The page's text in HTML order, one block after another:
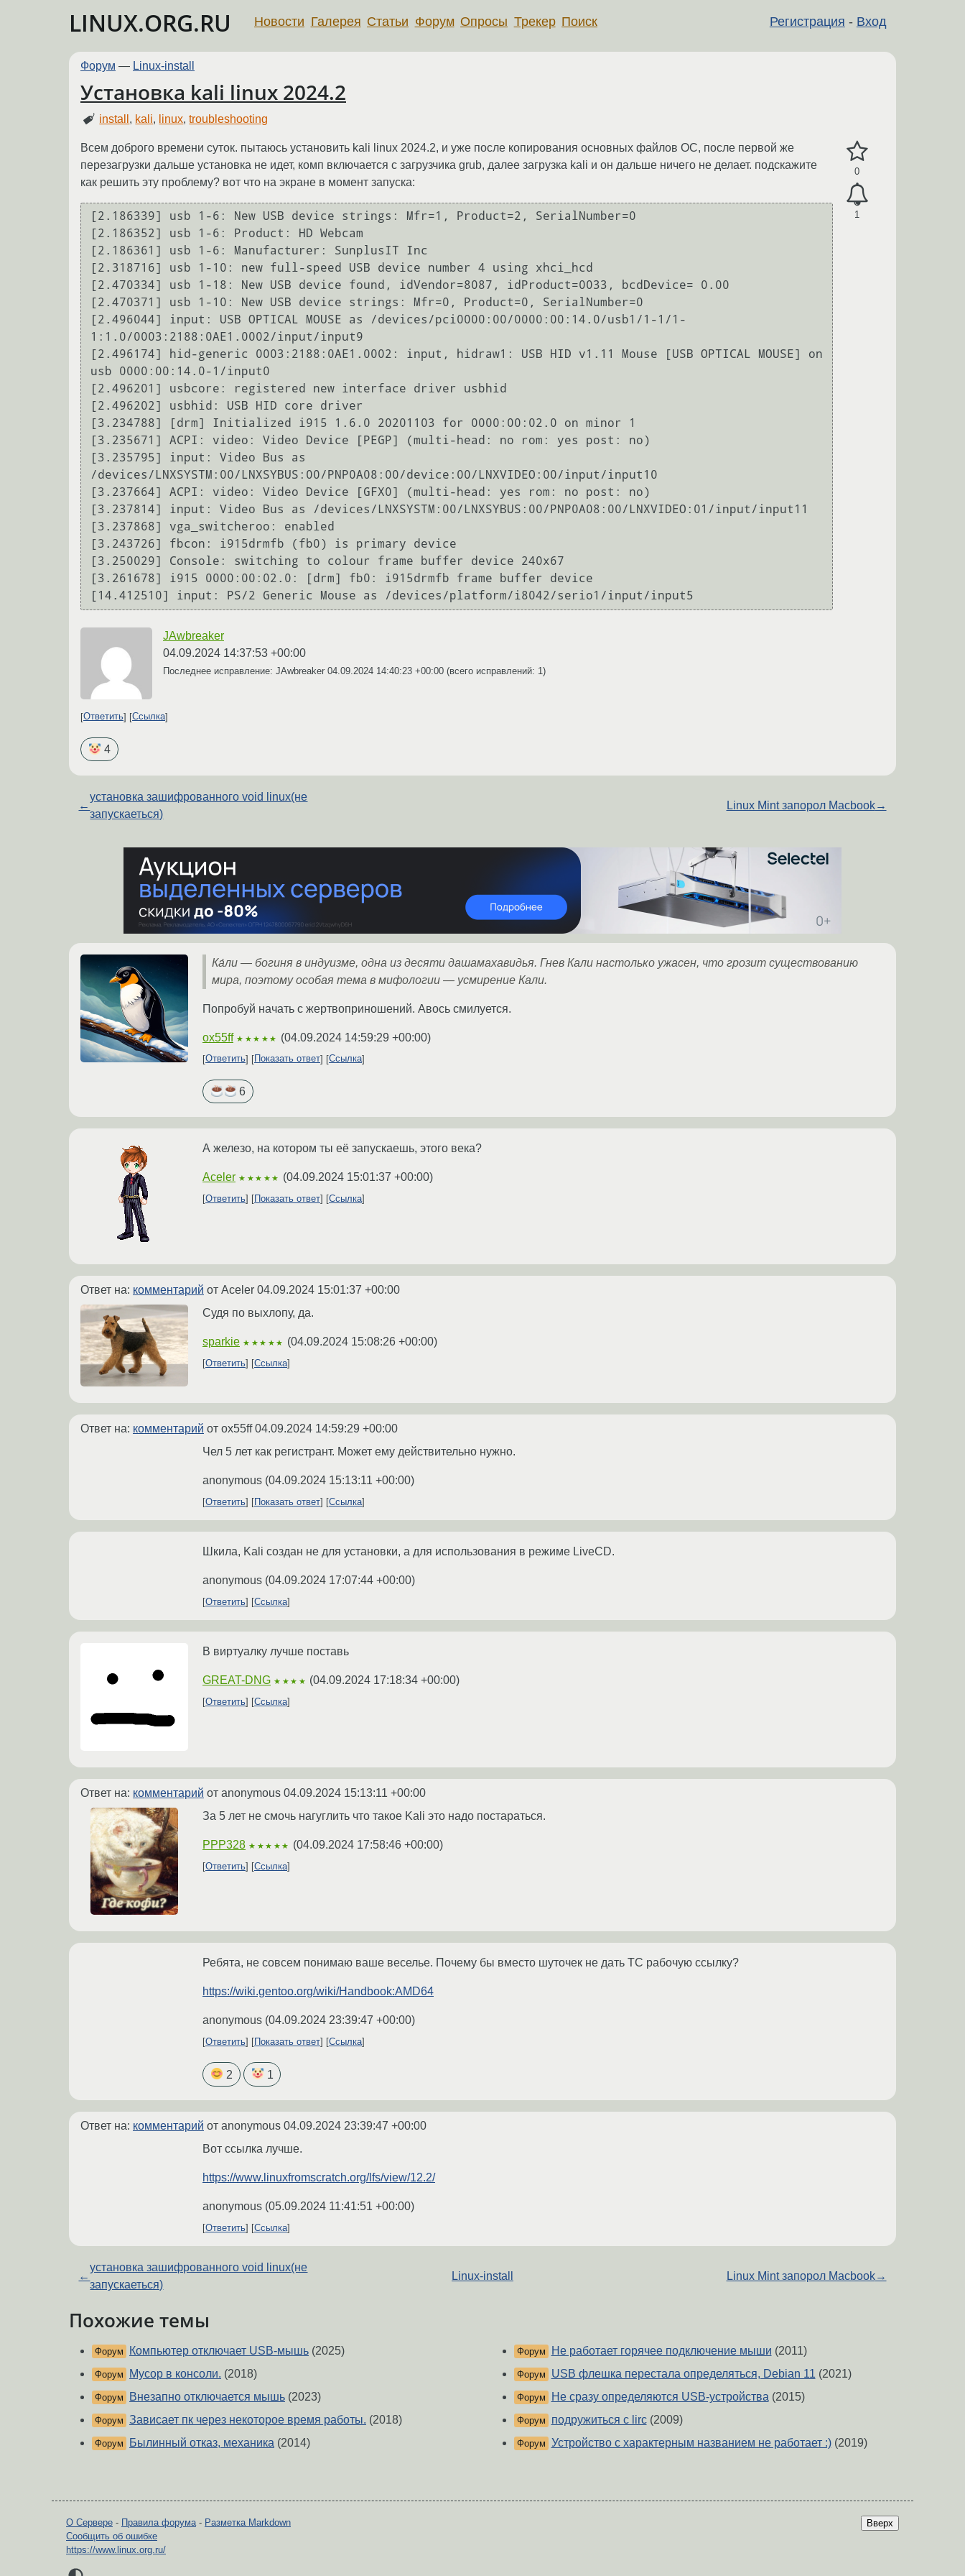
LINUX.ORG.RU Регистрация - Вход
Новости Галерея Статьи Форум Опросы Трекер Поиск
Форум — Linux-install
Установка kali linux 2024.2
install , kali, linux,troubleshooting
0
1
Всем доброго времени суток. пытаюсь установить kali linux 2024.2, и уже после копирования основных файлов ОС, после первой же
перезагрузки дальше установка не идет, комп включается с загрузчика grub, далее загрузка kali и он дальше ничего не делает. подскажите
как решить эту проблему? вот что на экране в момент запуска:
[2.186339] usb 1-6: New USB device strings: Mfr=1, Product=2, SerialNumber=0
[2.186352] usb 1-6: Product: HD Webcam
[2.186361] usb 1-6: Manufacturer: SunplusIT Inc
[2.318716] usb 1-10: new full-speed USB device number 4 using xhci_hcd
[2.470334] usb 1-18: New USB device found, idVendor=8087, idProduct=0033, bcdDevice= 0.00
[2.470371] usb 1-10: New USB device strings: Mfr=0, Product=0, SerialNumber=0
[2.496044] input: USB OPTICAL MOUSE as /devices/pci0000:00/0000:00:14.0/usb1/1-1/1-
1:1.0/0003:2188:0AE1.0002/input/input9
[2.496174] hid-generic 0003:2188:0AE1.0002: input, hidraw1: USB HID v1.11 Mouse [USB OPTICAL MOUSE] on
usb 0000:00:14.0-1/input0
[2.496201] usbcore: registered new interface driver usbhid
[2.496202] usbhid: USB HID core driver
[3.234788] [drm] Initialized i915 1.6.0 20201103 for 0000:00:02.0 on minor 1
[3.235671] ACPI: video: Video Device [PEGP] (multi-head: no rom: yes post: no)
[3.235795] input: Video Bus as
/devices/LNXSYSTM:00/LNXSYBUS:00/PNP0A08:00/device:00/LNXVIDEO:00/input/input10
[3.237664] ACPI: video: Video Device [GFX0] (multi-head: yes rom: no post: no)
[3.237814] input: Video Bus as /devices/LNXSYSTM:00/LNXSYBUS:00/PNP0A08:00/LNXVIDEO:01/input/input11
[3.237868] vga_switcheroo: enabled
[3.243726] fbcon: i915drmfb (fb0) is primary device
[3.250029] Console: switching to colour frame buffer device 240x67
[3.261678] i915 0000:00:02.0: [drm] fb0: i915drmfb frame buffer device
[14.412510] input: PS/2 Generic Mouse as /devices/platform/i8042/serio1/input/input5
JAwbreaker
04.09.2024 14:37:53 +00:00
Последнее исправление: JAwbreaker 04.09.2024 14:40:23 +00:00 (всего исправлений: 1)
Ответить Ссылка
4
←
установка зашифрованного void linux(не
запускаеться)
Linux Mint запорол Macbook→
Ка́ли — богиня в индуизме, одна из десяти дашамахавидья. Гнев Кали настолько ужасен, что грозит существованию
мира, поэтому особая тема в мифологии — усмирение Кали.
Попробуй начать с жертвоприношений. Авось смилуется.
ox55ff ★★★★★ (04.09.2024 14:59:29 +00:00)
Ответить Показать ответ Ссылка
6
А железо, на котором ты её запускаешь, этого века?
Aceler ★★★★★ (04.09.2024 15:01:37 +00:00)
Ответить Показать ответ Ссылка
Ответ на: комментарий от Aceler 04.09.2024 15:01:37 +00:00
Судя по выхлопу, да.
sparkie ★★★★★ (04.09.2024 15:08:26 +00:00)
Ответить Ссылка
Ответ на: комментарий от ox55ff04.09.2024 14:59:29 +00:00
Чел 5 лет как регистрант. Может ему действительно нужно.
anonymous (04.09.2024 15:13:11 +00:00)
Ответить Показать ответ Ссылка
Шкила, Kali создан не для установки, а для использования в режиме LiveCD.
anonymous (04.09.2024 17:07:44 +00:00)
Ответить Ссылка
В виртуалку лучше поставь
GREAT-DNG ★★★★ (04.09.2024 17:18:34 +00:00)
Ответить Ссылка
Ответ на: комментарий от anonymous 04.09.2024 15:13:11 +00:00
За 5 лет не смочь нагуглить что такое Kali это надо постараться.
PPP328 ★★★★★ (04.09.2024 17:58:46 +00:00)
Ответить Ссылка
Ребята, не совсем понимаю ваше веселье. Почему бы вместо шуточек не дать ТС рабочую ссылку?
https://wiki.gentoo.org/wiki/Handbook:AMD64
anonymous (04.09.2024 23:39:47 +00:00)
Ответить Показать ответ Ссылка
2 1
Ответ на: комментарий от anonymous 04.09.2024 23:39:47 +00:00
Вот ссылка лучше.
https://www.linuxfromscratch.org/lfs/view/12.2/
anonymous (05.09.2024 11:41:51 +00:00)
Ответить Ссылка
←
установка зашифрованного void linux(не
запускаеться)
Linux-install Linux Mint запорол Macbook→
Похожие темы
Форум Компьютер отключает USB-мышь (2025)
Форум Мусор в консоли. (2018)
Форум Внезапно отключается мышь (2023)
Форум Зависает пк через некоторое время работы. (2018)
Форум Былинный отказ, механика (2014)
Форум Не работает горячее подключение мыши (2011)
Форум USB флешка перестала определяться, Debian 11 (2021)
Форум Не сразу определяются USB-устройства (2015)
Форум подружиться с lirc(2009)
Форум Устройство с характерным названием не работает :)(2019)
Вверх
О Сервере - Правила форума - Разметка Markdown
Сообщить об ошибке
https://www.linux.org.ru/